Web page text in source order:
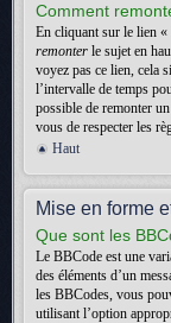
Comment
En cliquant sur le lien
remonter le sujet en
voyez pas ce lien, cela
l’intervalle de temps
possible de remonter
vous de respecter les
Haut
Mise en forme
Que sont les
Le BBCode est une
des éléments d’un
les BBCodes, vous
utilisant l’option